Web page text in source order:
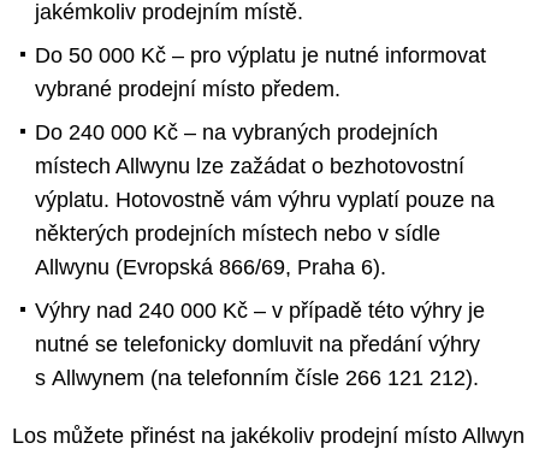
jakémkoliv prodejním místě.
Do 50 000 Kč – pro výplatu je nutné informovat
vybrané prodejní místo předem.
Do 240 000 Kč – na vybraných prodejních
místech Allwynu lze zažádat o bezhotovostní
výplatu. Hotovostně vám výhru vyplatí pouze na
některých prodejních místech nebo v sídle
Allwynu (Evropská 866/69, Praha 6).
Výhry nad 240 000 Kč – v případě této výhry je
nutné se telefonicky domluvit na předání výhry
s Allwynem (na telefonním čísle 266 121 212).
Los můžete přinést na jakékoliv prodejní místo Allwyn